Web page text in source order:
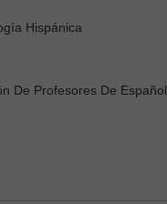
Hispánica
De Profesores De